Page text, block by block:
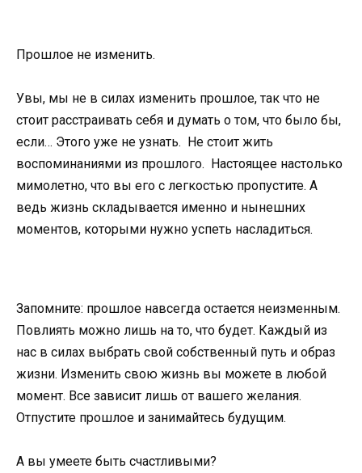
Прошлое не изменить.
Увы, мы не в силах изменить прошлое, так что не
стоит расстраивать себя и думать о том, что было бы,
если… Этого уже не узнать. Не стоит жить
воспоминаниями из прошлого. Настоящее настолько
мимолетно, что вы его с легкостью пропустите. А
ведь жизнь складывается именно и нынешних
моментов, которыми нужно успеть насладиться.
Запомните: прошлое навсегда остается неизменным.
Повлиять можно лишь на то, что будет. Каждый из
нас в силах выбрать свой собственный путь и образ
жизни. Изменить свою жизнь вы можете в любой
момент. Все зависит лишь от вашего желания.
Отпустите прошлое и занимайтесь будущим.
А вы умеете быть счастливыми?